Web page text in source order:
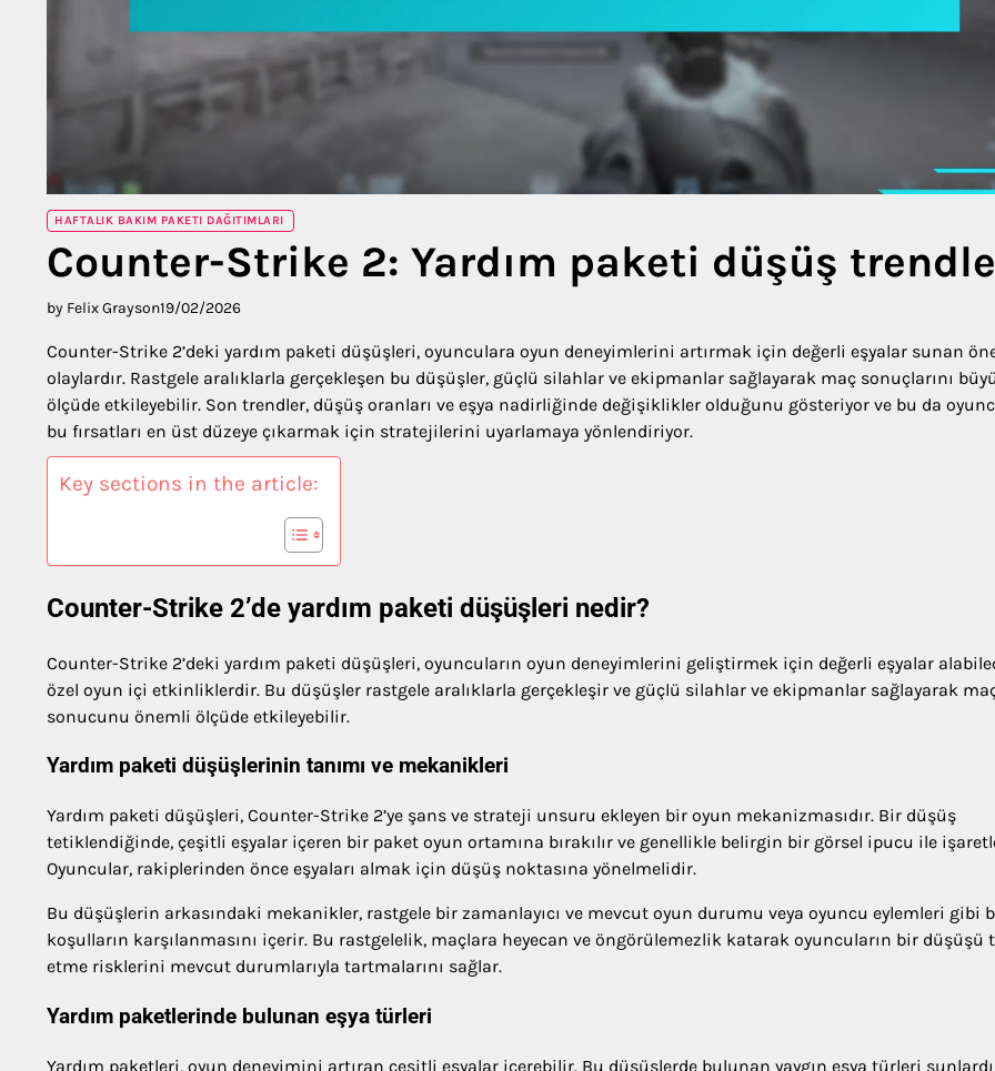
HAFTALIK BAKIM PAKETI DAĞITIMLARI
Counter-Strike 2: Yardım paketi düşüş
by Felix Grayson19/02/2026
Counter-Strike 2’deki yardım paketi düşüşleri, oyunculara oyun deneyimlerini artırmak için değerli eşyalar sunan
olaylardır. Rastgele aralıklarla gerçekleşen bu düşüşler, güçlü silahlar ve ekipmanlar sağlayarak maç sonuçlarını
ölçüde etkileyebilir. Son trendler, düşüş oranları ve eşya nadirliğinde değişiklikler olduğunu gösteriyor ve bu da
bu fırsatları en üst düzeye çıkarmak için stratejilerini uyarlamaya yönlendiriyor.
Key sections in the article:
Counter-Strike 2’de yardım paketi düşüşleri nedir?
Counter-Strike 2’deki yardım paketi düşüşleri, oyuncuların oyun deneyimlerini geliştirmek için değerli eşyalar
özel oyun içi etkinliklerdir. Bu düşüşler rastgele aralıklarla gerçekleşir ve güçlü silahlar ve ekipmanlar sağlayarak
sonucunu önemli ölçüde etkileyebilir.
Yardım paketi düşüşlerinin tanımı ve mekanikleri
Yardım paketi düşüşleri, Counter-Strike 2’ye şans ve strateji unsuru ekleyen bir oyun mekanizmasıdır. Bir düşüş
tetiklendiğinde, çeşitli eşyalar içeren bir paket oyun ortamına bırakılır ve genellikle belirgin bir görsel ipucu ile
Oyuncular, rakiplerinden önce eşyaları almak için düşüş noktasına yönelmelidir.
Bu düşüşlerin arkasındaki mekanikler, rastgele bir zamanlayıcı ve mevcut oyun durumu veya oyuncu eylemleri gibi
koşulların karşılanmasını içerir. Bu rastgelelik, maçlara heyecan ve öngörülemezlik katarak oyuncuların bir düşüşü
etme risklerini mevcut durumlarıyla tartmalarını sağlar.
Yardım paketlerinde bulunan eşya türleri
Yardım paketleri, oyun deneyimini artıran çeşitli eşyalar içerebilir. Bu düşüşlerde bulunan yaygın eşya türleri